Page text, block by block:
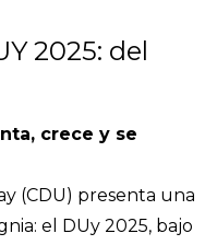
2025: del
crece y se
(CDU) presenta una
el DUy 2025, bajo